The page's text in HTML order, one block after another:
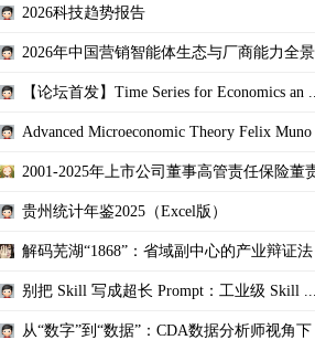
2026科技趋势报告
2026年中国营销智能体生态与厂商能力全景
【论坛首发】Time Series for Economics an ...
Advanced Microeconomic Theory Felix Muno
2001-2025年上市公司董事高管责任保险董
贵州统计年鉴2025（Excel版）
解码芜湖“1868”：省域副中心的产业辩证法
别把 Skill 写成超长 Prompt：工业级 Skill ...
从“数字”到“数据”：CDA数据分析师视角下